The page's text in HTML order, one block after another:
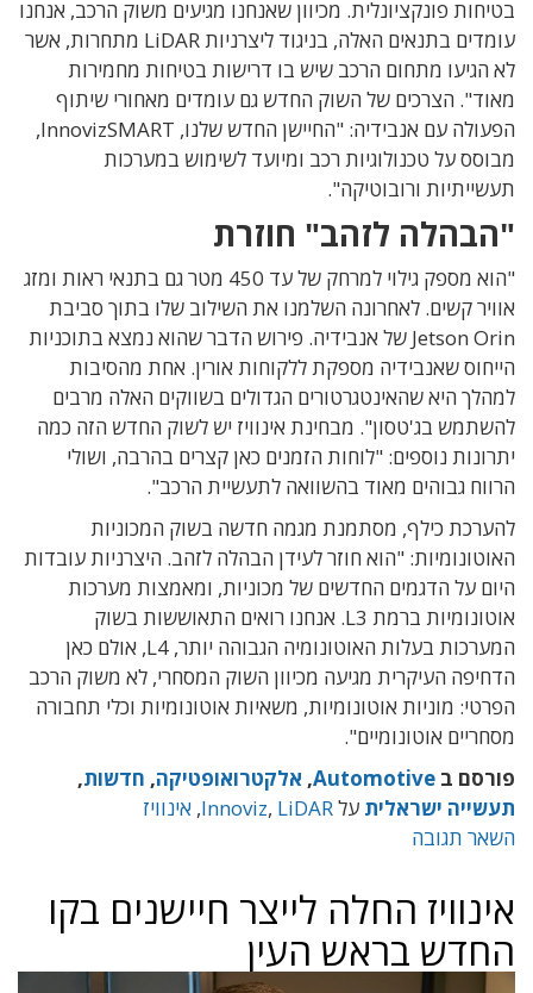
בטיחות פונקציונלית. מכיוון שאנחנו מגיעים משוק הרכב, אנחנו
עומדים בתנאים האלה, בניגוד ליצרניות LiDAR מתחרות, אשר
לא הגיעו מתחום הרכב שיש בו דרישות בטיחות מחמירות
מאוד". הצרכים של השוק החדש גם עומדים מאחורי שיתוף
הפעולה עם אנבידיה: "החיישן החדש שלנו, InnovizSMART,
מבוסס על טכנולוגיות רכב ומיועד לשימוש במערכות
תעשייתיות ורובוטיקה".
"הבהלה לזהב" חוזרת
"הוא מספק גילוי למרחק של עד 450 מטר גם בתנאי ראות ומזג
אוויר קשים. לאחרונה השלמנו את השילוב שלו בתוך סביבת
Jetson Orin של אנבידיה. פירוש הדבר שהוא נמצא בתוכניות
הייחוס שאנבידיה מספקת ללקוחות אורין. אחת מהסיבות
למהלך היא שהאינטגרטורים הגדולים בשווקים האלה מרבים
להשתמש בג'טסון". מבחינת אינוויז יש לשוק החדש הזה כמה
יתרונות נוספים: "לוחות הזמנים כאן קצרים בהרבה, ושולי
הרווח גבוהים מאוד בהשוואה לתעשיית הרכב".
להערכת כילף, מסתמנת מגמה חדשה בשוק המכוניות
האוטונומיות: "הוא חוזר לעידן הבהלה לזהב. היצרניות עובדות
היום על הדגמים החדשים של מכוניות, ומאמצות מערכות
אוטונומיות ברמת L3. אנחנו רואים התאוששות בשוק
המערכות בעלות האוטונומיה הגבוהה יותר, L4, אולם כאן
הדחיפה העיקרית מגיעה מכיוון השוק המסחרי, לא משוק הרכב
הפרטי: מוניות אוטונומיות, משאיות אוטונומיות וכלי תחבורה
מסחריים אוטונומיים".
פורסם ב Automotive
, אלקטרואופטיקה, חדשות,
תעשייה ישראלית על Innoviz, LiDAR
, אינוויז
השאר תגובה
אינוויז החלה לייצר חיישנים בקו
החדש בראש העין